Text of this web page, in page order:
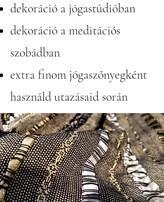
dekoráció a jógastúdióban
dekoráció a meditációs
szobádban
extra finom jógaszőnyegként
használd utazásaid során